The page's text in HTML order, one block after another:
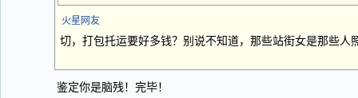
火星网友
切，打包托运要好多钱？别说不知道，那些站街女是那些人
鉴定你是脑残！完毕！